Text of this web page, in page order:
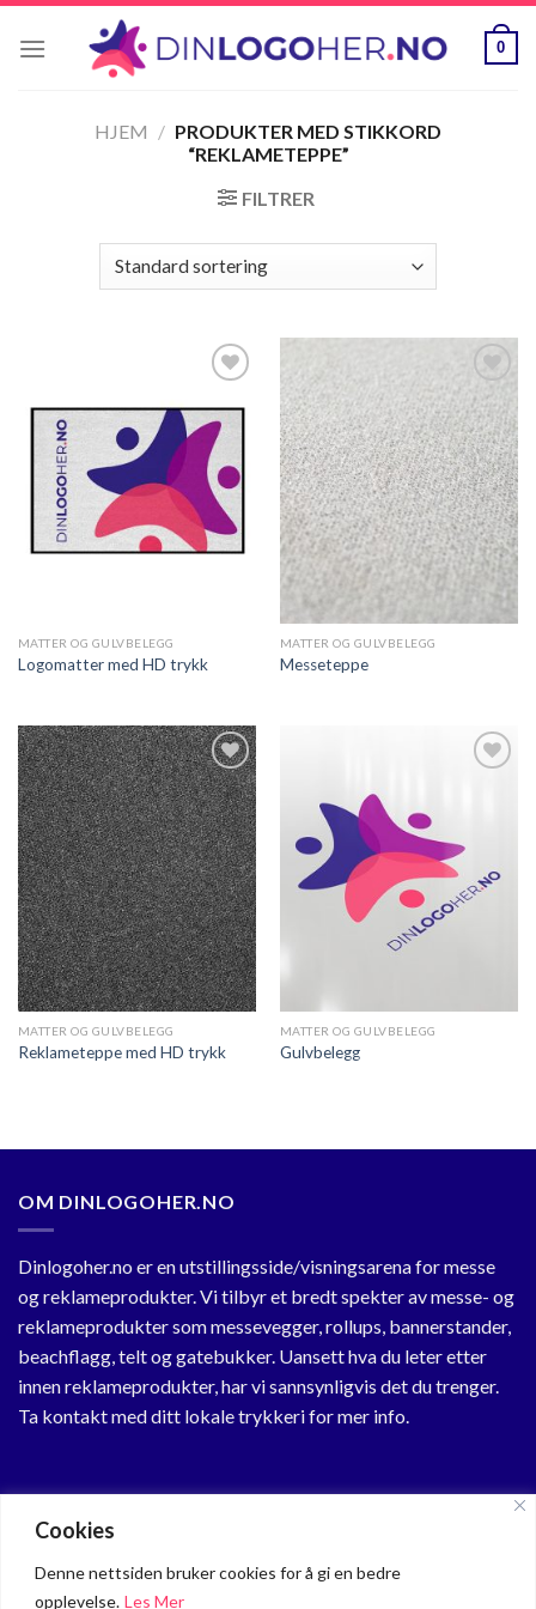
Cookies
Denne nettsiden bruker cookies for å gi en bedre
opplevelse. Les Mer
Skip
0
HJEM / PRODUKTER MED STIKKORD
“REKLAMETEPPE”
FILTRER
Legg til
ønskeliste
MATTER OG GULVBELEGG
Logomatter med HD trykk
Legg til
ønskeliste
MATTER OG GULVBELEGG
Messeteppe
Legg til
ønskeliste
MATTER OG GULVBELEGG
Reklameteppe med HD trykk
ønskeliste
MATTER OG GULVBELEGG
Gulvbelegg
OM DINLOGOHER.NO
Dinlogoher.no er en utstillingsside/visningsarena for messe
og reklameprodukter. Vi tilbyr et bredt spekter av messe- og
reklameprodukter som messevegger, rollups, bannerstander,
beachflagg, telt og gatebukker. Uansett hva du leter etter
innen reklameprodukter, har vi sannsynligvis det du trenger.
Ta kontakt med ditt lokale trykkeri for mer info.
KUNDESENTER
Min Profil